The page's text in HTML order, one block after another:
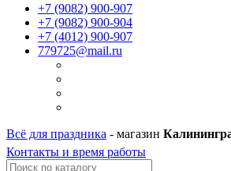
+7 (9082) 900-907
+7 (9082) 900-904
+7 (4012) 900-907
779725@mail.ru
Всё для праздника - магазин
Контакты и время работы